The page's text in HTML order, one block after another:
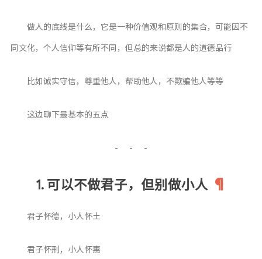
做人的底线是什么，它是一种价值观和原则的集合，可能因不
同文化，个人信仰等有所不同，但总的来说都是人的道德品行
比如诚实守信，尊重他人，帮助他人，不欺骗他人等等
这边聊下最基本的五点
1. 可以不做君子，但别做小人
君子怀德，小人怀土
君子怀刑，小人怀惠
Music
Apple Music
关于我